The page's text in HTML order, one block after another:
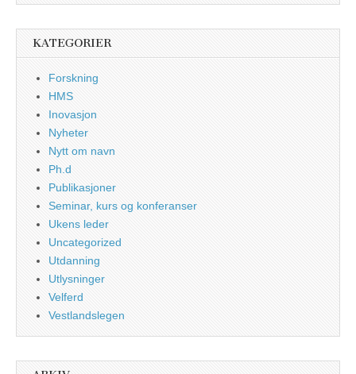
KATEGORIER
Forskning
HMS
Inovasjon
Nyheter
Nytt om navn
Ph.d
Publikasjoner
Seminar, kurs og konferanser
Ukens leder
Uncategorized
Utdanning
Utlysninger
Velferd
Vestlandslegen